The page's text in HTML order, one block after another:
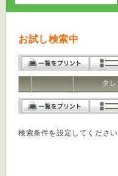
お試し検索中
検索条件を設定してください